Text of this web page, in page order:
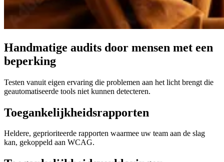
Handmatige audits door mensen met een
beperking
Testen vanuit eigen ervaring die problemen aan het licht brengt die
geautomatiseerde tools niet kunnen detecteren.
Toegankelijkheidsrapporten
Heldere, geprioriteerde rapporten waarmee uw team aan de slag
kan, gekoppeld aan WCAG.